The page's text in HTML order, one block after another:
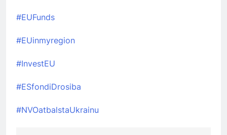
#EUFunds
#EUinmyregion
#InvestEU
#ESfondiDrosiba
#NVOatbalstaUkrainu